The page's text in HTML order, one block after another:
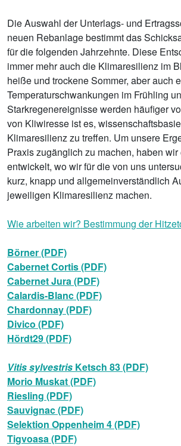
Die Auswahl der Unterlags- und
neuen Rebanlage bestimmt das
für die folgenden Jahrzehnte. Diese
immer mehr auch die Klimaresilienz im
heiße und trockene Sommer, aber auch
Temperaturschwankungen im Frühling
Starkregenereignisse werden häufiger
von Kliwiresse ist es,
Klimaresilienz zu treffen. Um unsere
Praxis zugänglich zu machen, haben
entwickelt, wo wir für die von uns
kurz, knapp und allgemeinverständlich
jeweiligen Klimaresilienz machen.
Wie arbeiten wir? Bestimmung der
Börner (PDF)
Cabernet Cortis (PDF)
Cabernet Jura (PDF)
Calardis-Blanc (PDF)
Chardonnay (PDF)
Divico (PDF)
Hördt29 (PDF)
Vitis sylvestris Ketsch 83 (PDF)
Morio Muskat (PDF)
Riesling (PDF)
Sauvignac (PDF)
Selektion Oppenheim 4 (PDF)
Tigvoasa (PDF)